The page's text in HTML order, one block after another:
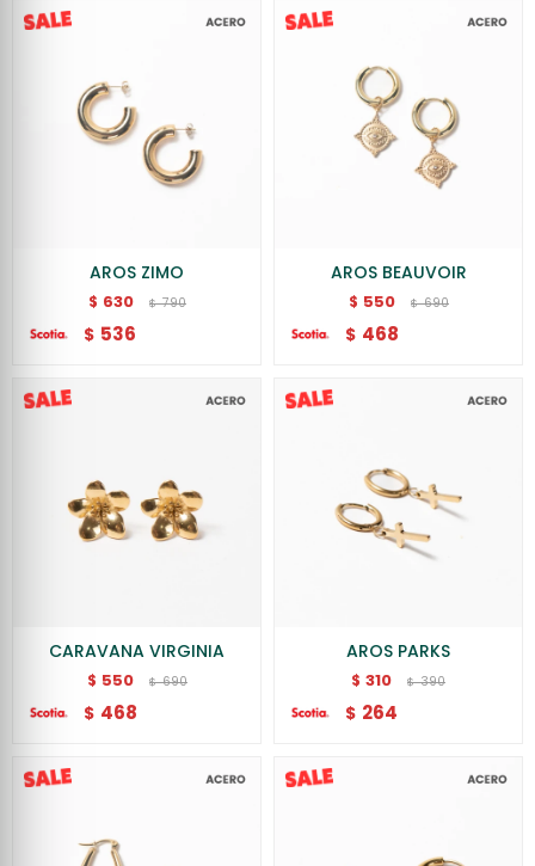
AROS ZIMO
$ 630 $ 790
$ 536
AROS BEAUVOIR
$ 550 $ 690
$ 468
CARAVANA VIRGINIA
$ 550 $ 690
$ 468
AROS PARKS
$ 310 $ 390
$ 264